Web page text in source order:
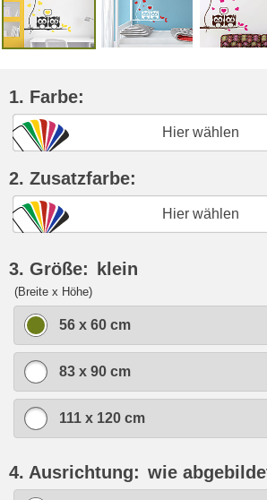
1. Farbe:
Hier wählen
2. Zusatzfarbe:
Hier wählen
3. Größe: klein
(Breite x Höhe)
56 x 60 cm
83 x 90 cm
111 x 120 cm
4. Ausrichtung: wie